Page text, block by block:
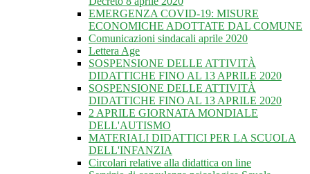
EMERGENZA COVID-19: MISURE
ECONOMICHE ADOTTATE DAL COMUNE
Comunicazioni sindacali aprile 2020
Lettera Age
SOSPENSIONE DELLE ATTIVITÀ
DIDATTICHE FINO AL 13 APRILE 2020
SOSPENSIONE DELLE ATTIVITÀ
DIDATTICHE FINO AL 13 APRILE 2020
2 APRILE GIORNATA MONDIALE
DELL'AUTISMO
MATERIALI DIDATTICI PER LA SCUOLA
DELL'INFANZIA
Circolari relative alla didattica on line